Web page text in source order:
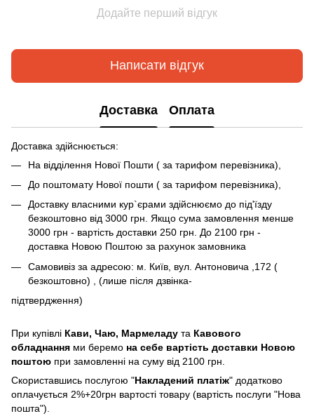
Додайте перший відгук
Написати відгук
Доставка Оплата
Доставка здійснюється:
На відділення Нової Пошти ( за тарифом перевізника),
До поштомату Нової пошти ( за тарифом перевізника),
Доставку власними кур`єрами здійснюємо до під'їзду
безкоштовно від 3000 грн. Якщо сума замовлення менше
3000 грн - вартість доставки 250 грн. До 2100 грн -
доставка Новою Поштою за рахунок замовника
Самовивіз за адресою: м. Київ, вул. Антоновича ,172 (
безкоштовно) , (лише після дзвінка-
підтвердження)
При купівлі Кави, Чаю, Мармеладу та Кавового
обладнання ми беремо на себе вартість доставки Новою
поштою при замовленні на суму від 2100 грн.
Скориставшись послугою "Накладений платіж" додатково
оплачується 2%+20грн вартості товару (вартість послуги "Нова
пошта").